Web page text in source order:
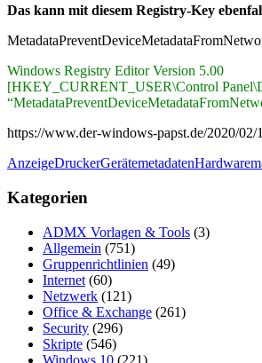
Das kann mit diesem Registry-Key
Windows Registry Editor Version 5.00
[HKEY_CURRENT_USER\Control
https://www.der-windows-papst.de/2020/
AnzeigeDruckerGerätemetadatenHardware
Kategorien
ADMX Vorlagen & Tools (3)
Allgemein (751)
Gruppenrichtlinien (49)
Internet (60)
Netzwerk (121)
Office & Exchange (261)
Security (296)
Skripte (546)
Windows 10 (221)